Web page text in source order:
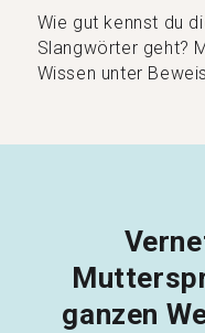
Wie gut kennst du
Slangwörter geht?
Wissen unter
ganzen